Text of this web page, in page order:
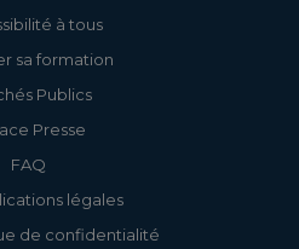
à tous
sa formation
Publics
Presse
FAQ
légales
de confidentialité